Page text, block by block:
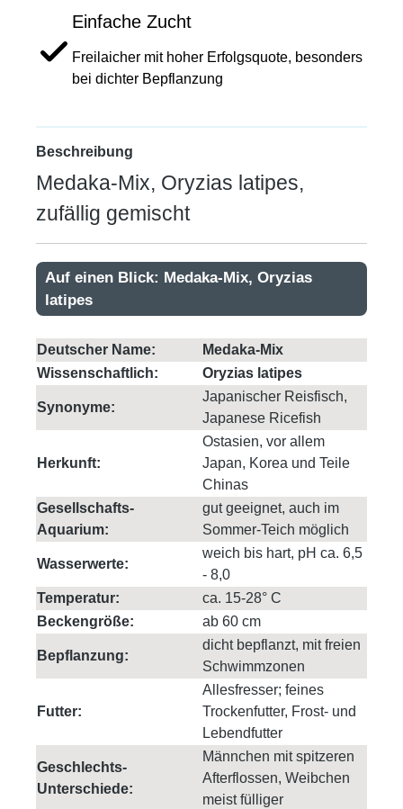
Einfache Zucht
Freilaicher mit hoher Erfolgsquote, besonders
bei dichter Bepflanzung
Beschreibung
Medaka-Mix, Oryzias latipes,
zufällig gemischt
Auf einen Blick: Medaka-Mix, Oryzias
latipes
Deutscher Name:
Medaka-Mix
Wissenschaftlich:
Oryzias latipes
Synonyme:
Japanischer Reisfisch,
Japanese Ricefish
Herkunft:
Ostasien, vor allem
Japan, Korea und Teile
Chinas
Gesellschafts-
Aquarium:
gut geeignet, auch im
Sommer-Teich möglich
Wasserwerte:
weich bis hart, pH ca. 6,5
- 8,0
Temperatur:
ca. 15-28° C
Beckengröße:
ab 60 cm
Bepflanzung:
dicht bepflanzt, mit freien
Schwimmzonen
Futter:
Allesfresser; feines
Trockenfutter, Frost- und
Lebendfutter
Geschlechts-
Unterschiede:
Männchen mit spitzeren
Afterflossen, Weibchen
meist fülliger